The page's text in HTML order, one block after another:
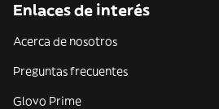
Enlaces de interés
Acerca de nosotros
Preguntas frecuentes
Glovo Prime